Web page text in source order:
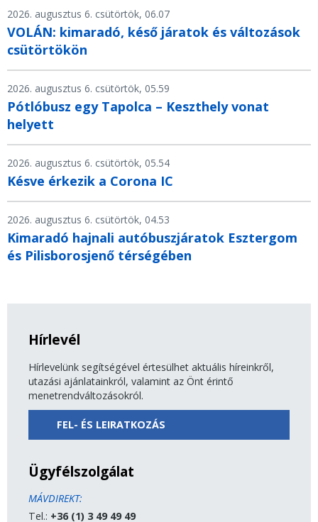
2026. augusztus 6. csütörtök, 06.07
VOLÁN: kimaradó, késő járatok és változások
csütörtökön
2026. augusztus 6. csütörtök, 05.59
Pótlóbusz egy Tapolca – Keszthely vonat
helyett
2026. augusztus 6. csütörtök, 05.54
Késve érkezik a Corona IC
2026. augusztus 6. csütörtök, 04.53
Kimaradó hajnali autóbuszjáratok Esztergom
és Pilisborosjenő térségében
Hírlevél
Hírlevelünk segítségével értesülhet aktuális híreinkről,
utazási ajánlatainkról, valamint az Önt érintő
menetrendváltozásokról.
FEL- ÉS LEIRATKOZÁS
Ügyfélszolgálat
MÁVDIREKT:
Tel.: +36 (1) 3 49 49 49